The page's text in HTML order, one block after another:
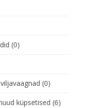
(0)
(0)
küpsetised (6)